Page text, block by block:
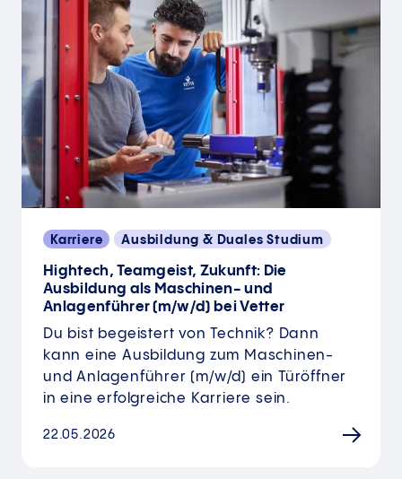
Karriere Ausbildung & Duales Studium
Hightech, Teamgeist, Zukunft: Die
Ausbildung als Maschinen- und
Anlagenführer (m/w/d) bei Vetter
Du bist begeistert von Technik? Dann
kann eine Ausbildung zum Maschinen-
und Anlagenführer (m/w/d) ein Türöffner
in eine erfolgreiche Karriere sein.
22.05.2026